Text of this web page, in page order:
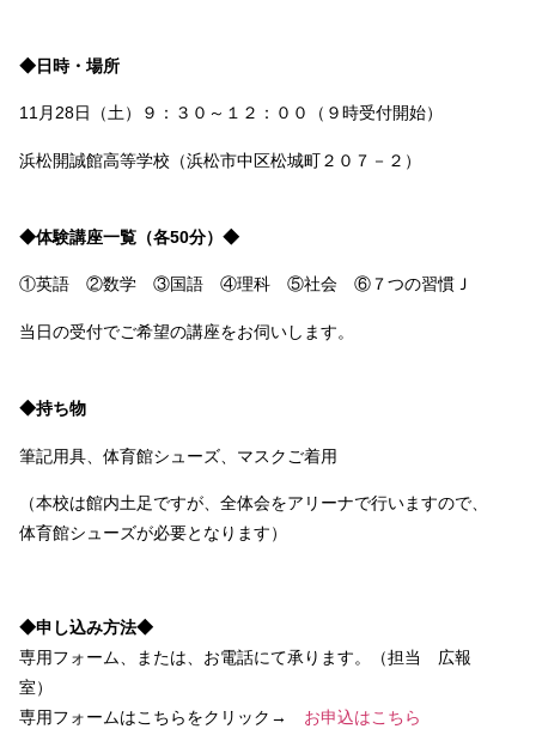
◆日時・場所
11月28日（土）９：３０～１２：００（９時受付開始）
浜松開誠館高等学校（浜松市中区松城町２０７－２）
◆体験講座一覧（各50分）◆
①英語 ②数学 ③国語 ④理科 ⑤社会 ⑥７つの習慣Ｊ
当日の受付でご希望の講座をお伺いします。
◆持ち物
筆記用具、体育館シューズ、マスクご着用
（本校は館内土足ですが、全体会をアリーナで行いますので、
体育館シューズが必要となります）
◆申し込み方法◆
専用フォーム、または、お電話にて承ります。（担当 広報
室）
専用フォームはこちらをクリック→ お申込はこちら